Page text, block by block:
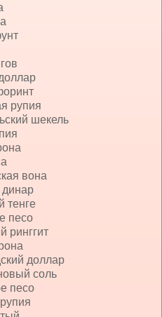
рупия
шекель
вона
динар
тенге
песо
ринггит
доллар
соль
песо